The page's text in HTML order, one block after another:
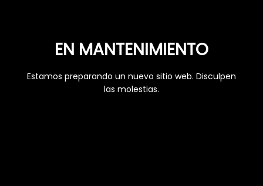
EN MANTENIMIENTO
Estamos preparando un nuevo sitio web. Disculpen
las molestias.